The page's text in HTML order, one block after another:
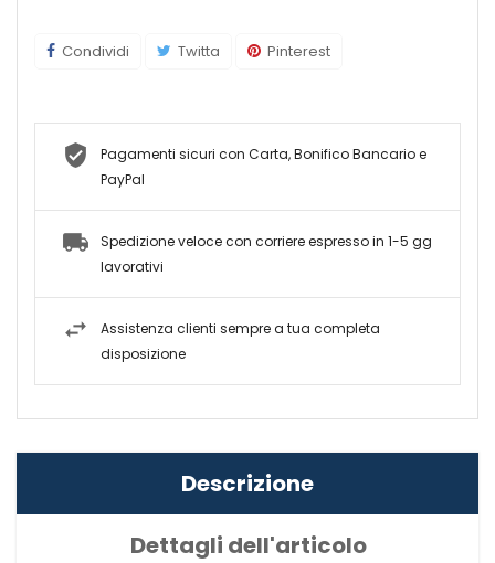
Condividi Twitta Pinterest
Pagamenti sicuri con Carta, Bonifico Bancario e
PayPal
Spedizione veloce con corriere espresso in 1-5 gg
lavorativi
Assistenza clienti sempre a tua completa
disposizione
Descrizione
Dettagli dell'articolo